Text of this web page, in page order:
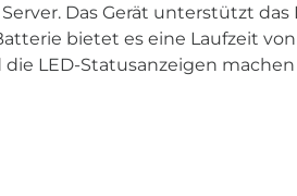
Das Gerät unterstützt
bietet es eine Laufzeit
LED-Statusanzeigen